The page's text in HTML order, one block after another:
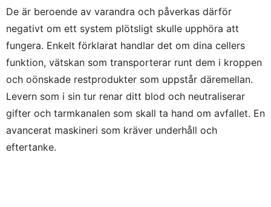
De är beroende av varandra och påverkas därför
negativt om ett system plötsligt skulle upphöra att
fungera. Enkelt förklarat handlar det om dina cellers
funktion, vätskan som transporterar runt dem i kroppen
och oönskade restprodukter som uppstår däremellan.
Levern som i sin tur renar ditt blod och neutraliserar
gifter och tarmkanalen som skall ta hand om avfallet. En
avancerat maskineri som kräver underhåll och
eftertanke.